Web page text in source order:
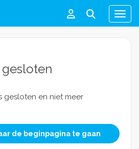
Menu
gesloten en niet meer
de beginpagina te gaan